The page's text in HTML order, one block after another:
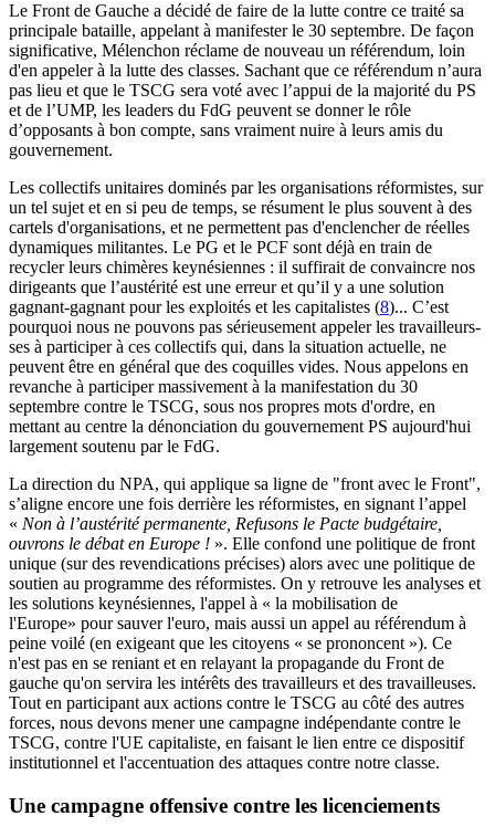
Le Front de Gauche a décidé de faire de la lutte contre ce traité sa
principale bataille, appelant à manifester le 30 septembre. De façon
significative, Mélenchon réclame de nouveau un référendum, loin
d'en appeler à la lutte des classes. Sachant que ce référendum n’aura
pas lieu et que le TSCG sera voté avec l’appui de la majorité du PS
et de l’UMP, les leaders du FdG peuvent se donner le rôle
d’opposants à bon compte, sans vraiment nuire à leurs amis du
gouvernement.
Les collectifs unitaires dominés par les organisations réformistes, sur
un tel sujet et en si peu de temps, se résument le plus souvent à des
cartels d'organisations, et ne permettent pas d'enclencher de réelles
dynamiques militantes. Le PG et le PCF sont déjà en train de
recycler leurs chimères keynésiennes : il suffirait de convaincre nos
dirigeants que l’austérité est une erreur et qu’il y a une solution
gagnant-gagnant pour les exploités et les capitalistes (8)... C’est
pourquoi nous ne pouvons pas sérieusement appeler les travailleurs-
ses à participer à ces collectifs qui, dans la situation actuelle, ne
peuvent être en général que des coquilles vides. Nous appelons en
revanche à participer massivement à la manifestation du 30
septembre contre le TSCG, sous nos propres mots d'ordre, en
mettant au centre la dénonciation du gouvernement PS aujourd'hui
largement soutenu par le FdG.
La direction du NPA, qui applique sa ligne de "front avec le Front",
s’aligne encore une fois derrière les réformistes, en signant l’appel
« Non à l’austérité permanente, Refusons le Pacte budgétaire,
ouvrons le débat en Europe ! ». Elle confond une politique de front
unique (sur des revendications précises) alors avec une politique de
soutien au programme des réformistes. On y retrouve les analyses et
les solutions keynésiennes, l'appel à « la mobilisation de
l'Europe» pour sauver l'euro, mais aussi un appel au référendum à
peine voilé (en exigeant que les citoyens « se prononcent »). Ce
n'est pas en se reniant et en relayant la propagande du Front de
gauche qu'on servira les intérêts des travailleurs et des travailleuses.
Tout en participant aux actions contre le TSCG au côté des autres
forces, nous devons mener une campagne indépendante contre le
TSCG, contre l'UE capitaliste, en faisant le lien entre ce dispositif
institutionnel et l'accentuation des attaques contre notre classe.
Une campagne offensive contre les licenciements